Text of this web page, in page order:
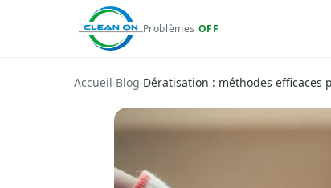
Problèmes OFF
Accueil›Blog›Dératisation : méthodes efficaces